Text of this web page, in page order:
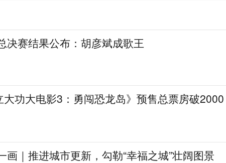
决赛结果公布：胡彦斌成歌王
功大电影3：勇闯恐龙岛》预售总票房破2000
画｜推进城市更新，勾勒“幸福之城”壮阔图景